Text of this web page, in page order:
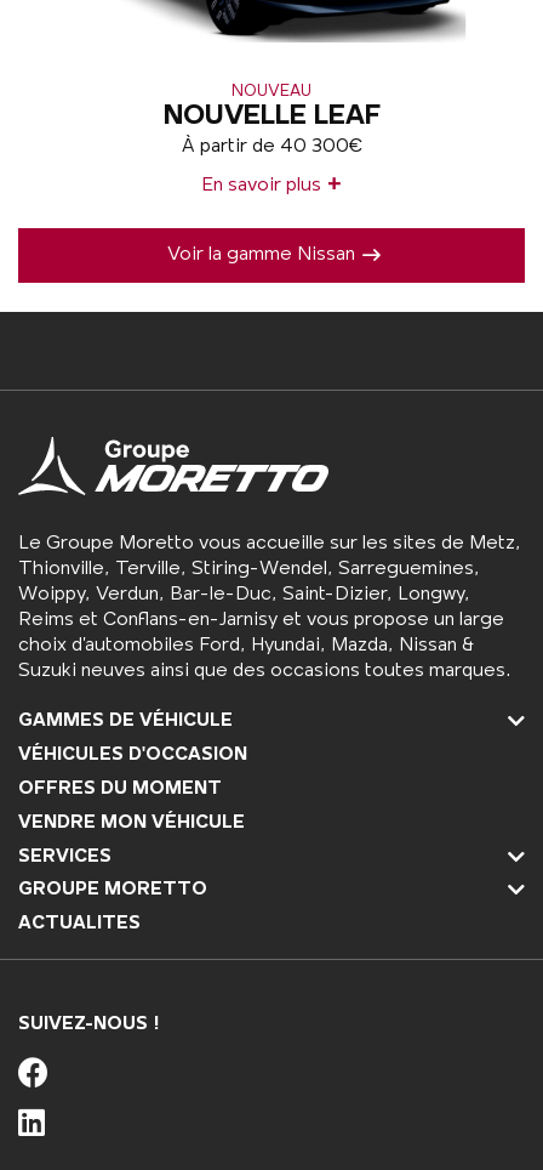
NOUVEAU
NOUVELLE LEAF
À partir de 40 300€
En savoir plus +
Voir la gamme Nissan
Le Groupe Moretto vous accueille sur les sites de Metz,
Thionville, Terville, Stiring-Wendel, Sarreguemines,
Woippy, Verdun, Bar-le-Duc, Saint-Dizier, Longwy,
Reims et Conflans-en-Jarnisy et vous propose un large
choix d’automobiles Ford, Hyundai, Mazda, Nissan &
Suzuki neuves ainsi que des occasions toutes marques.
GAMMES DE VÉHICULE
VÉHICULES D'OCCASION
OFFRES DU MOMENT
VENDRE MON VÉHICULE
SERVICES
GROUPE MORETTO
ACTUALITES
SUIVEZ-NOUS !